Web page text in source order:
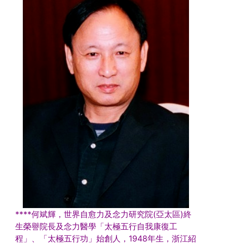
****何斌輝，世界自愈力及念力研究院(亞太區)終
生榮譽院長及念力醫學「太極五行自我康復工
程」、「太極五行功」始創人，1948年生，浙江紹